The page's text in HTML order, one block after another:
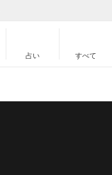
占い すべて